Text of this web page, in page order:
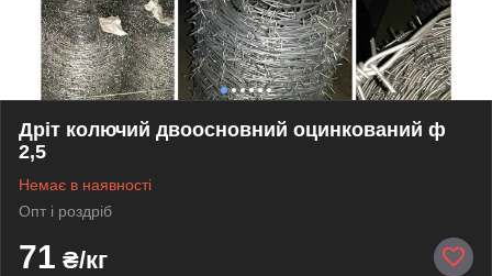
Дріт колючий двоосновний оцинкований ф
2,5
Немає в наявності
Опт і роздріб
71 ₴/кг